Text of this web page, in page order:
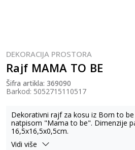
DEKORACIJA PROSTORA
Rajf MAMA TO BE
Šifra artikla: 369090
Barkod: 5052715110517
Dekorativni rajf za kosu iz Born to
natpisom "Mama to be". Dimenzije
16,5x16,5x0,5cm.
Vidi više